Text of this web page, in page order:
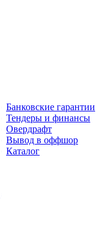
Банковские гарантии
Тендеры и финансы
Овердрафт
Вывод в оффшор
Каталог